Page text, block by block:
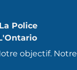
Police
objectif. Notre